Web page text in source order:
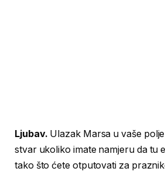
Ljubav. Ulazak Marsa u vaše
stvar ukoliko imate namjeru da tu
tako što ćete otputovati za